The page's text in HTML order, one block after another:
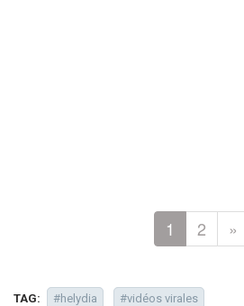
1 2 »
TAG:
#helydia
#vidéos virales